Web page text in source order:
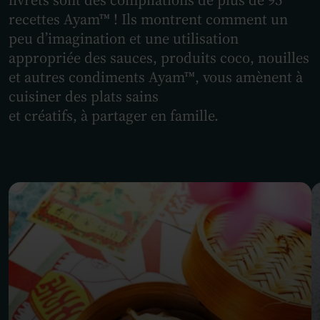
recettes Ayam™ ! Ils montrent comment un
peu d’imagination et une utilisation
appropriée des sauces, produits coco, nouilles
et autres condiments Ayam™, vous amènent à
cuisiner des plats sains
et créatifs, à partager en famille.